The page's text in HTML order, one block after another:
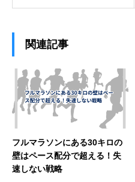
関連記事
フルマラソンにある30キロの
壁はペース配分で超える！失
速しない戦略